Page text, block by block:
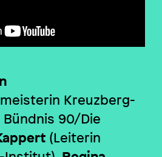
Kreuzberg-
90/Die
(Leiterin